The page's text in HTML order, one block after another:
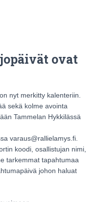
ovat
nyt merkitty kalenteriin.
sekä kolme avointa
Tammelan Hykkilässä
varaus@rallielamys.fi.
koodi, osallistujan nimi,
tarkemmat tapahtumaa
johon haluat